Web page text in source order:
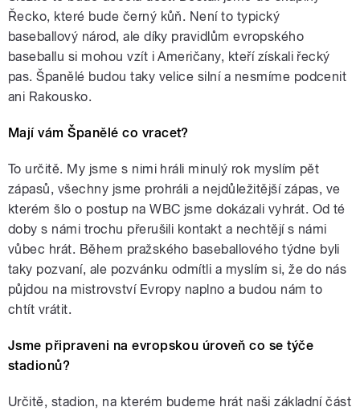
Řecko, které bude černý kůň. Není to typický
baseballový národ, ale díky pravidlům evropského
baseballu si mohou vzít i Američany, kteří získali řecký
pas. Španělé budou taky velice silní a nesmíme podcenit
ani Rakousko.
Mají vám Španělé co vracet?
To určitě. My jsme s nimi hráli minulý rok myslím pět
zápasů, všechny jsme prohráli a nejdůležitější zápas, ve
kterém šlo o postup na WBC jsme dokázali vyhrát. Od té
doby s námi trochu přerušili kontakt a nechtějí s námi
vůbec hrát. Během pražského baseballového týdne byli
taky pozvaní, ale pozvánku odmítli a myslím si, že do nás
půjdou na mistrovství Evropy naplno a budou nám to
chtít vrátit.
Jsme připraveni na evropskou úroveň co se týče
stadionů?
Určitě, stadion, na kterém budeme hrát naši základní část